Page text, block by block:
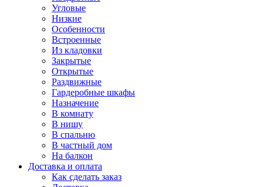
Угловые
Низкие
Особенности
Встроенные
Из кладовки
Закрытые
Открытые
Раздвижные
Гардеробные шкафы
Назначение
В комнату
В нишу
В спальню
В частный дом
На балкон
Доставка и оплата
Как сделать заказ